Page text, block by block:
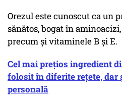
Orezul este cunoscut ca un
sănătos, bogat în
precum și vitaminele B și E.
Cel mai prețios ingredient
folosit în diferite rețete,
personală